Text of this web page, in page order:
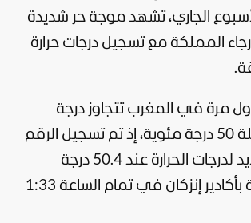
الجاري، تشهد موجة حر شديدة
المملكة مع تسجيل درجات حرارة
مرة في المغرب تتجاوز درجة
الحرارة المسجلة 50 درجة مئوية، إذ تم تسجيل الرقم
القياسي الجديد لدرجات الحرارة عند 50.4 درجة
مئوية بمحطة بأكادير إنزكان في تمام الساعة 1:33